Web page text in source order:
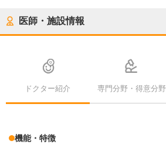
医師・施設情報
ドクター紹介 専門分野・得意分野
機能・特徴